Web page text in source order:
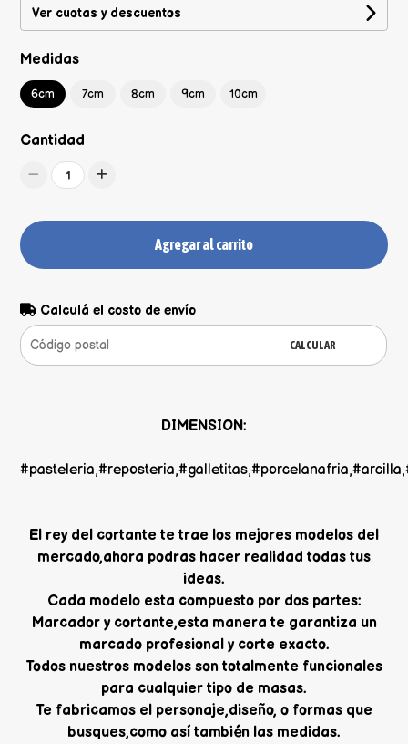
Ver cuotas y descuentos
Medidas
6cm 7cm 8cm 9cm 10cm
Cantidad
1
Agregar al carrito
Calculá el costo de envío
CALCULAR
DIMENSION:
El rey del cortante te trae los mejores modelos del
mercado,ahora podras hacer realidad todas tus
ideas.
Cada modelo esta compuesto por dos partes:
Marcador y cortante,esta manera te garantiza un
marcado profesional y corte exacto.
Todos nuestros modelos son totalmente funcionales
para cualquier tipo de masas.
Te fabricamos el personaje,diseño, o formas que
busques,como así también las medidas.